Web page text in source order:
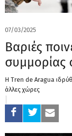
07/03/2025
Βαριές
συμμορίας
Η Tren de Aragua
άλλες χώρες